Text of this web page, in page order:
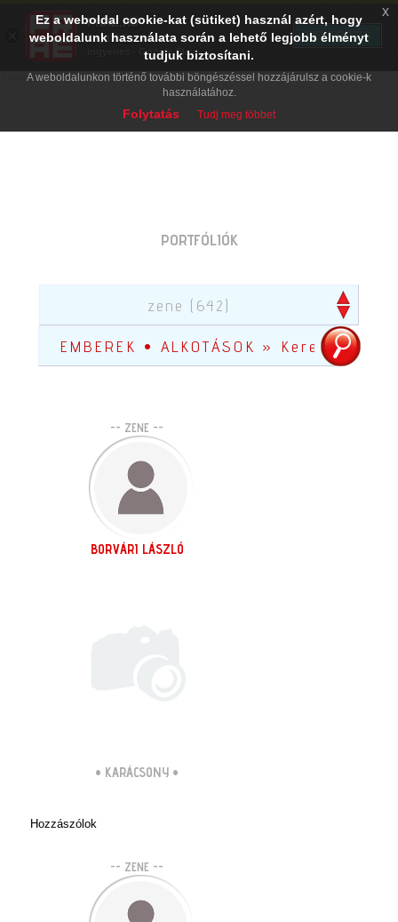
PORTFÓLIÓK
zene (642)
-- ZENE --
BORVÁRI LÁSZLÓ
• KARÁCSONY •
Hozzászólok
-- ZENE --
Ez a weboldal cookie-kat (sütiket) használ azért, hogy
weboldalunk használata során a lehető legjobb élményt
tudjuk biztosítani.
A weboldalunkon történő további böngészéssel hozzájárulsz a cookie-k
használatához.
Folytatás Tudj meg többet
x
PRAE.HU
Digital Evolution
Ingyenes - Google Play
TELEPÍTÉS